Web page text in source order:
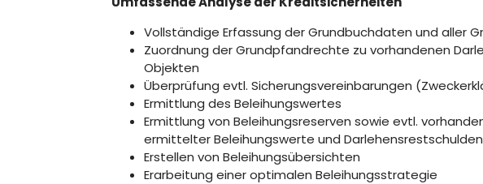
Vollständige Erfassung der Grundbuchdaten und aller
Zuordnung der Grundpfandrechte zu vorhandenen
Objekten
Überprüfung evtl. Sicherungsvereinbarungen
Ermittlung des Beleihungswertes
Ermittlung von Beleihungsreserven sowie evtl.
ermittelter Beleihungswerte und Darlehensrestschulden
Erstellen von Beleihungsübersichten
Erarbeitung einer optimalen Beleihungsstrategie